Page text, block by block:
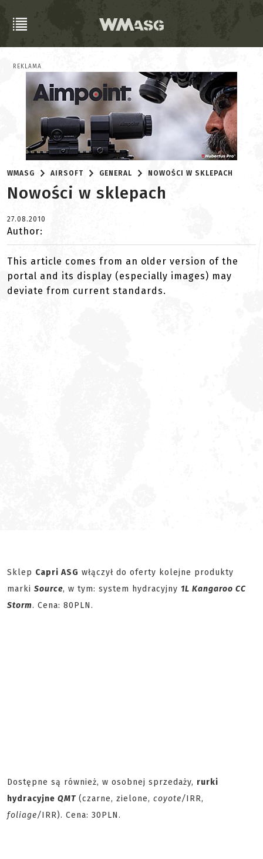
REKLAMA
WMASG AIRSOFT GENERAL NOWOŚCI W SKLEPACH
Nowości w sklepach
27.08.2010
Author:
This article comes from an older version of the
portal and its display (especially images) may
deviate from current standards.
Sklep Capri ASG włączył do oferty kolejne produkty
marki Source, w tym: system hydracyjny 1L Kangaroo CC
Storm. Cena: 80PLN.
Dostępne są również, w osobnej sprzedaży, rurki
hydracyjne QMT(czarne, zielone, coyote/IRR,
foliage/IRR). Cena: 30PLN.